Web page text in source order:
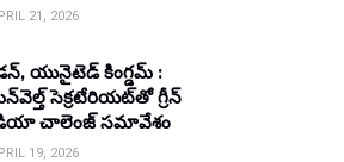
21, 2026
యునైటెడ్ కింగ్డమ్ :
సెక్రటేరియట్‌తో గ్రీన్
చాలెంజ్ సమావేశం
19, 2026